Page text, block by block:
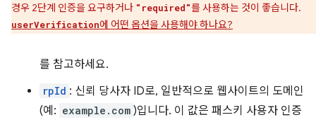
경우 2단계 인증을 요구하거나 "required"를 사용하는 것이 좋습니다.
userVerification에 어떤 옵션을 사용해야 하나요?
를 참고하세요.
rpId : 신뢰 당사자 ID로, 일반적으로 웹사이트의 도메인
(예: example.com )입니다. 이 값은 패스키 사용자 인증